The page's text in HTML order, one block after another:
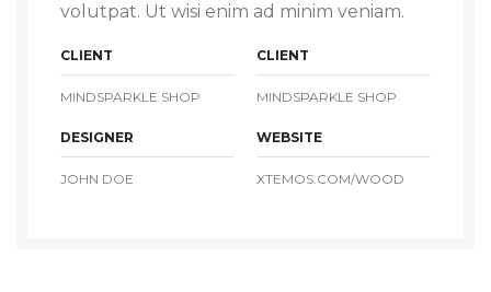
volutpat. Ut wisi enim ad minim veniam.
CLIENT
MINDSPARKLE SHOP
CLIENT
MINDSPARKLE SHOP
DESIGNER
JOHN DOE
WEBSITE
XTEMOS.COM/WOOD